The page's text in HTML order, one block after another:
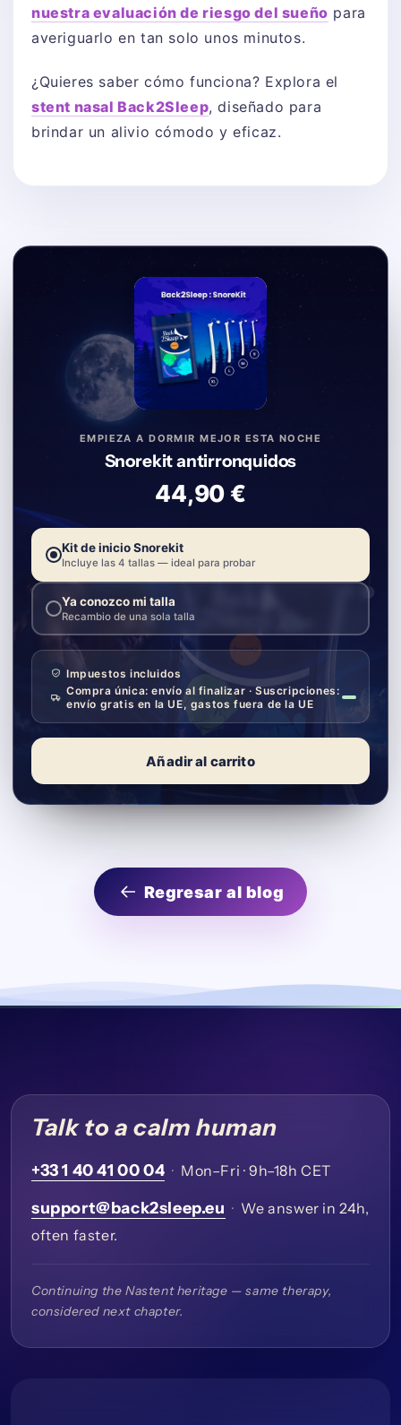
nuestra evaluación de riesgo del sueño para
averiguarlo en tan solo unos minutos.
¿Quieres saber cómo funciona? Explora el
stent nasal Back2Sleep, diseñado para
brindar un alivio cómodo y eficaz.
EMPIEZA A DORMIR MEJOR ESTA NOCHE
Snorekit antirronquidos
44,90 €
Kit de inicio Snorekit
Incluye las 4 tallas — ideal para probar
Ya conozco mi talla
Recambio de una sola talla
Impuestos incluidos
Compra única: envío al finalizar · Suscripciones:
envío gratis en la UE, gastos fuera de la UE
Añadir al carrito
Regresar al blog
Talk to a calm human
+33 1 40 41 00 04 · Mon–Fri · 9h–18h CET
support@back2sleep.eu · We answer in 24h,
often faster.
Continuing the Nastent heritage — same therapy,
considered next chapter.